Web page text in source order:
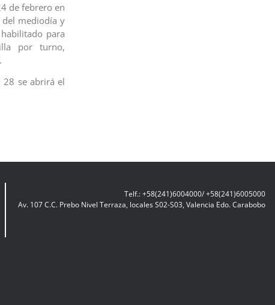
de febrero en
del mediodía y
para
por turno,
28 se abrirá el
Telf.: +58(241)6004000/ +58(241)6005000
Av. 107 C.C. Prebo Nivel Terraza, locales S02-S03, Valencia Edo. Carabobo